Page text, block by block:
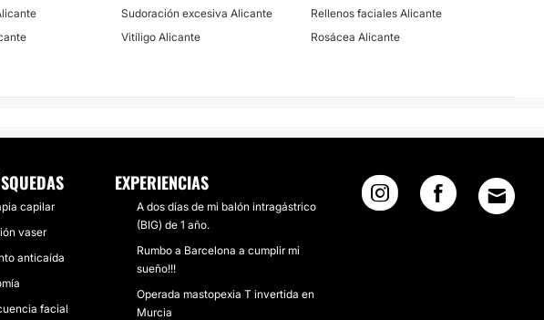
Sudoración excesiva Alicante
Rellenos faciales Alicante
Vitíligo Alicante Rosácea Alicante
capilar
vaser
anticaída
facial
EXPERIENCIAS
A dos días de mi balón intragástrico
(BIG) de 1 año.
Rumbo a Barcelona a cumplir mi
sueño!!!
Operada mastopexia T invertida en
Murcia